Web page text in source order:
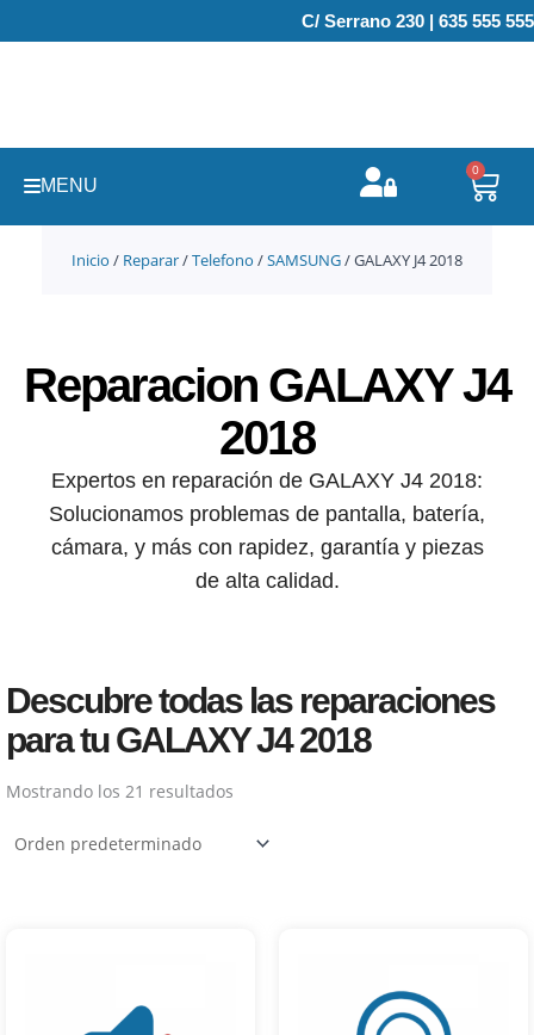
al
C/ Serrano 230 | 635 555 555
MENU
0
Inicio / Reparar/Telefono /SAMSUNG/ GALAXY J4 2018
Reparacion GALAXY J4
2018
Expertos en reparación de GALAXY J4 2018:
Solucionamos problemas de pantalla, batería,
cámara, y más con rapidez, garantía y piezas
de alta calidad.
Descubre todas las reparaciones
para tu GALAXY J4 2018
Mostrando los 21 resultados